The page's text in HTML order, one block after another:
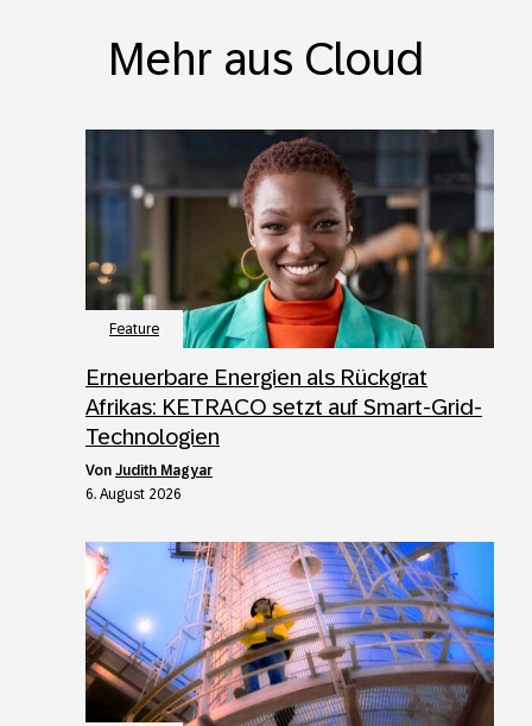
Mehr aus Cloud
Feature
Erneuerbare Energien als Rückgrat
Afrikas: KETRACO setzt auf Smart-Grid-
Technologien
von Judith Magyar
6. August 2026